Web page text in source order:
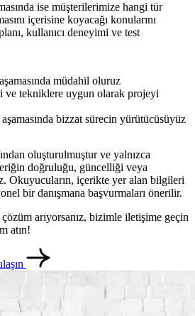
ise müşterilerimize hangi tür
içerisine koyacağı konularını
kullanıcı deneyimi ve test
müdahil oluruz
ve tekniklere uygun olarak projeyi
bizzat sürecin yürütücüsüyüz
oluşturulmuştur ve yalnızca
doğruluğu, güncelliği veya
Okuyucuların, içerikte yer alan bilgileri
bir danışmana başvurmaları önerilir.
arıyorsanız, bizimle iletişime geçin
atın!